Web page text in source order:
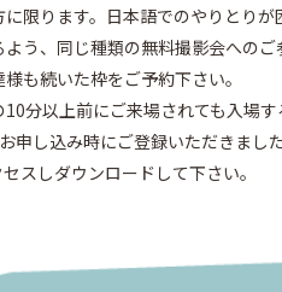
限ります。日本語でのやりとり
う、同じ種類の無料撮影会への
も続いた枠をご予約下さい。
分以上前にご来場されても入場
申し込み時にご登録いただきまし
スしダウンロードして下さい。